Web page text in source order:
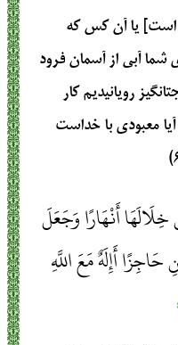
است] يا آن كس كه
شما آبى از آسمان فرود
رويانيديم كار
آيا معبودى با خداست
أَنْهَارًا وَجَعَلَ
أَإِلَهٌ مَعَ اللَّهِ